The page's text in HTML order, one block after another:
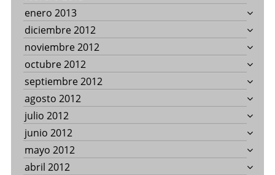
enero 2013
diciembre 2012
noviembre 2012
octubre 2012
septiembre 2012
agosto 2012
julio 2012
junio 2012
mayo 2012
abril 2012